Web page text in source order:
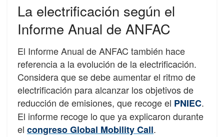
La electrificación según el
Informe Anual de ANFAC
El Informe Anual de ANFAC también hace
referencia a la evolución de la electrificación.
Considera que se debe aumentar el ritmo de
electrificación para alcanzar los objetivos de
reducción de emisiones, que recoge el PNIEC.
El informe recoge lo que ya explicaron durante
el congreso Global Mobility Call.